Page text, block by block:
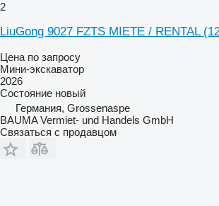
2
LiuGong 9027 FZTS MIETE / RENTAL
Цена по запросу
Мини-экскаватор
2026
Состояние новый
Германия, Grossenaspe
BAUMA Vermiet- und Handels GmbH
Связаться с продавцом